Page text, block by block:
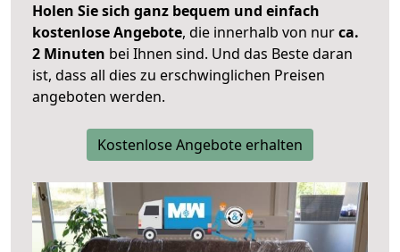
Holen Sie sich ganz bequem und einfach
kostenlose Angebote, die innerhalb von nurca.
2 Minuten bei Ihnen sind. Und das Beste daran
ist, dass all dies zu erschwinglichen Preisen
angeboten werden.
Kostenlose Angebote erhalten